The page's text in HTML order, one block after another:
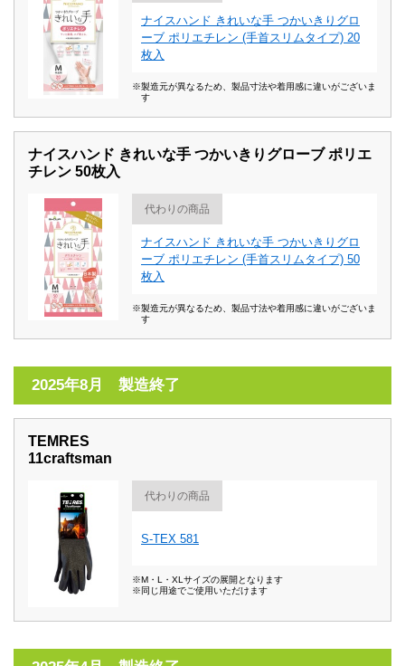
ナイスハンド きれいな手 つかいきりグロ
ーブ ポリエチレン (手首スリムタイプ) 20
枚入
※製造元が異なるため、製品寸法や着用感に違いがございま
す
ナイスハンド きれいな手 つかいきりグローブ ポリエ
チレン 50枚入
代わりの商品
ナイスハンド きれいな手 つかいきりグロ
ーブ ポリエチレン (手首スリムタイプ) 50
枚入
※製造元が異なるため、製品寸法や着用感に違いがございま
す
2025年8月 製造終了
TEMRES
11craftsman
代わりの商品
S-TEX 581
※M・L・XLサイズの展開となります
※同じ用途でご使用いただけます